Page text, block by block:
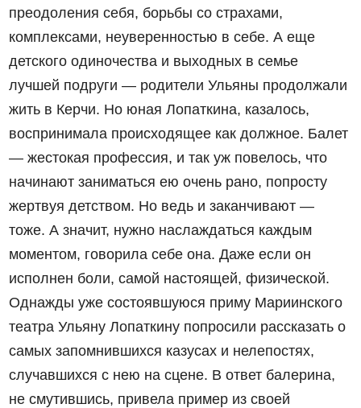
преодоления себя, борьбы со страхами,
комплексами, неуверенностью в себе. А еще
детского одиночества и выходных в семье
лучшей подруги — родители Ульяны продолжали
жить в Керчи. Но юная Лопаткина, казалось,
воспринимала происходящее как должное. Балет
— жестокая профессия, и так уж повелось, что
начинают заниматься ею очень рано, попросту
жертвуя детством. Но ведь и заканчивают —
тоже. А значит, нужно наслаждаться каждым
моментом, говорила себе она. Даже если он
исполнен боли, самой настоящей, физической.
Однажды уже состоявшуюся приму Мариинского
театра Ульяну Лопаткину попросили рассказать о
самых запомнившихся казусах и нелепостях,
случавшихся с нею на сцене. В ответ балерина,
не смутившись, привела пример из своей